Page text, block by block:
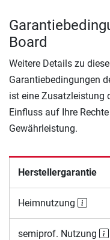
Board
Weitere Details zu
Garantiebedingungen
ist eine Zusatzleistung
Einfluss auf Ihre
Gewährleistung.
Herstellergarantie
Heimnutzung
semiprof. Nutzung